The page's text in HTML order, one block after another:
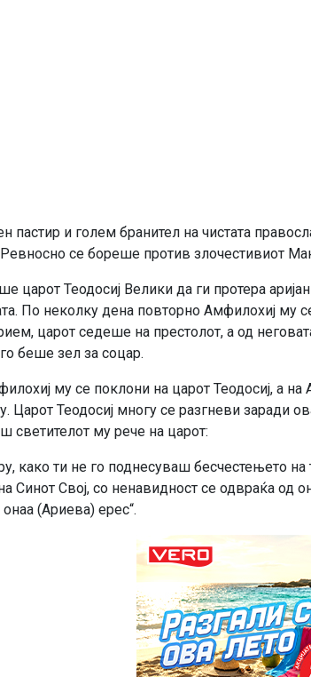
пастир и голем бранител на чистата
се бореше против злочестивиот
царот Теодосиј Велики да ги протера
По неколку дена повторно Амфилохиј му
царот седеше на престолот, а од
беше зел за соцар.
му се поклони на царот Теодосиј, а
Царот Теодосиј многу се разгневи заради
светителот му рече на царот:
како ти не го поднесуваш бесчестењето на
Синот Свој, со ненавидност се одвраќа од
(Ариева) ерес“.